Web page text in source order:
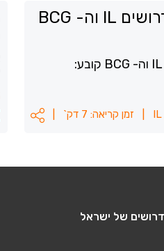
הסקר העולמי של דרושים IL וה- BCG
זמן קריאה: 7 דק`